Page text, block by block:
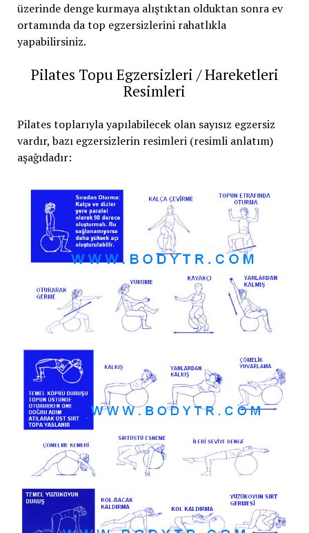
üzerinde denge kurmaya alıştıktan olduktan sonra ev
ortamında da top egzersizlerini rahatlıkla
yapabilirsiniz.
Pilates Topu Egzersizleri / Hareketleri
Resimleri
Pilates toplarıyla yapılabilecek olan sayısız egzersiz
vardır, bazı egzersizlerin resimleri (resimli anlatım)
aşağıdadır: